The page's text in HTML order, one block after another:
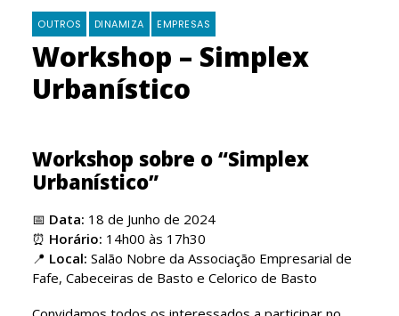
OUTROS DINAMIZA EMPRESAS
Workshop – Simplex
Urbanístico
Workshop sobre o “Simplex
Urbanístico”
📅 Data: 18 de Junho de 2024
⏰ Horário: 14h00 às 17h30
📍 Local: Salão Nobre da Associação Empresarial de
Fafe, Cabeceiras de Basto e Celorico de Basto